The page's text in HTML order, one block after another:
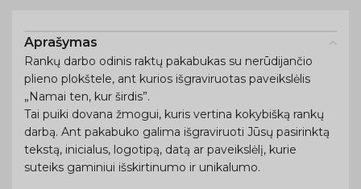
Aprašymas
Rankų darbo odinis raktų pakabukas su nerūdijančio
plieno plokštele, ant kurios išgraviruotas paveikslėlis
„Namai ten, kur širdis”.
Tai puiki dovana žmogui, kuris vertina kokybišką rankų
darbą. Ant pakabuko galima išgraviruoti Jūsų pasirinktą
tekstą, inicialus, logotipą, datą ar paveikslėlį, kurie
suteiks gaminiui išskirtinumo ir unikalumo.